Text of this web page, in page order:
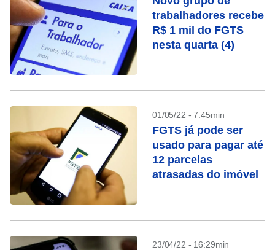
trabalhadores recebe
R$ 1 mil do FGTS
nesta quarta (4)
01/05/22 - 7:45min
FGTS já pode ser
usado para pagar até
12 parcelas
atrasadas do imóvel
23/04/22 - 16:29min